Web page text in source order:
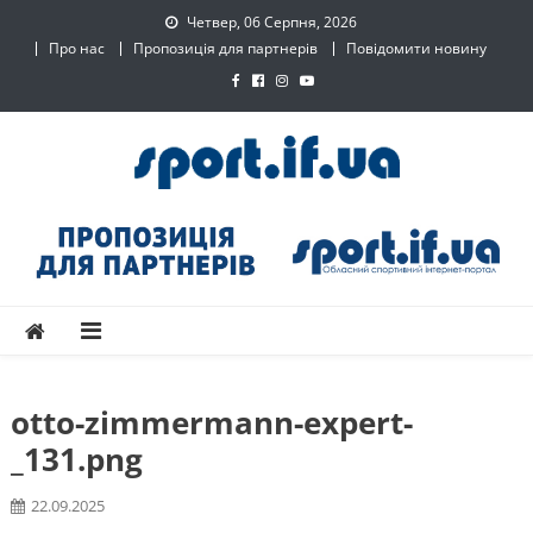
Четвер, 06 Серпня, 2026
Про нас
Пропозиція для партнерів Повідомити новину
SPORT.IF.UA – Обласний
спортивний інтернет-
otto-zimmermann-expert-
_131.png
22.09.2025